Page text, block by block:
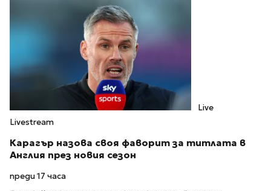
Live
Livestream
Карагър назова своя фаворит за титлата в
Англия през новия сезон
преди 17 часа